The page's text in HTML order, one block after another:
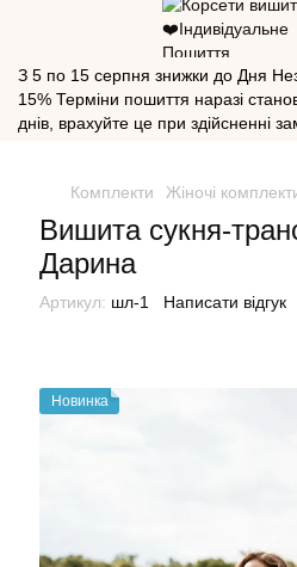
З 5 по 15 серпня знижки до Дня
15% Терміни пошиття наразі
днів, врахуйте це при здійсненні
Комплекти Жіночі
Вишита сукня-
Дарина
Артикул: шл-1 Написати відгук
Новинка